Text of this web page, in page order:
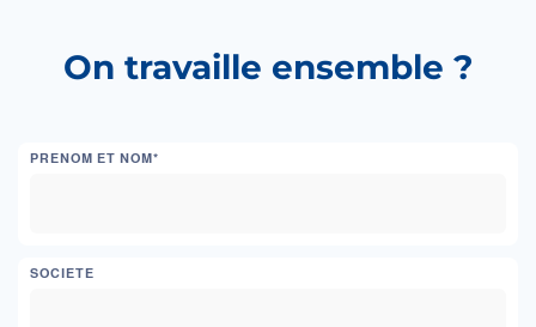
On travaille ensemble ?
PRENOM ET NOM*
SOCIETE